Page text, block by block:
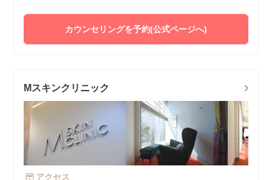
カウンセリングを予約(公式ページへ)
Mスキンクリニック
アクセス